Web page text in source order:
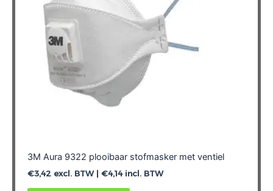
3M Aura 9322 plooibaar stofmasker met ventiel
€3,42excl. BTW | €4,14incl. BTW